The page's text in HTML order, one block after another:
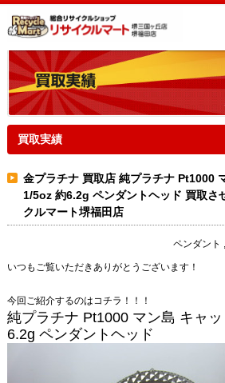
買取実績
金プラチナ 買取店 純プラチナ Pt1000
1/5oz 約6.2g ペンダントヘッド 買取さ
クルマート堺福田店
ペンダント
いつもご覧いただきありがとうございます！
今回ご紹介するのはコチラ！！！
純プラチナ Pt1000 マン島 キャ
6.2g ペンダントヘッド